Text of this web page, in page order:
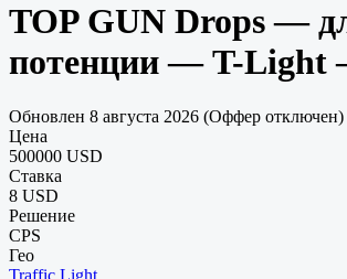
TOP GUN Drops —
потенции — T-Light
Обновлен 8 августа 2026 (Оффер отключен)
Цена
500000 USD
Ставка
8 USD
Решение
CPS
Гео
Traffic Light